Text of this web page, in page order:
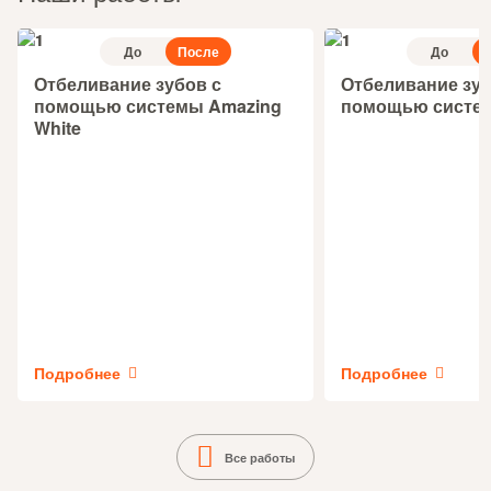
До После
Отбеливание зубов с
помощью системы Amazing
White
Подробнее
До
Отбеливание
помощью
Подробнее
Все работы